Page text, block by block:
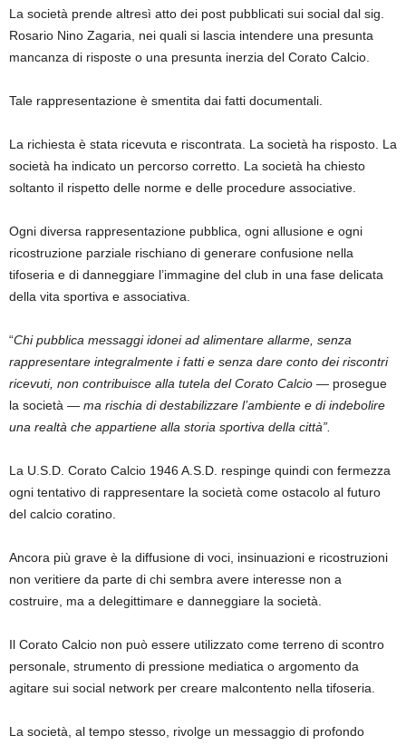
La società prende altresì atto dei post pubblicati sui social dal sig.
Rosario Nino Zagaria, nei quali si lascia intendere una presunta
mancanza di risposte o una presunta inerzia del Corato Calcio.
Tale rappresentazione è smentita dai fatti documentali.
La richiesta è stata ricevuta e riscontrata. La società ha risposto. La
società ha indicato un percorso corretto. La società ha chiesto
soltanto il rispetto delle norme e delle procedure associative.
Ogni diversa rappresentazione pubblica, ogni allusione e ogni
ricostruzione parziale rischiano di generare confusione nella
tifoseria e di danneggiare l’immagine del club in una fase delicata
della vita sportiva e associativa.
“Chi pubblica messaggi idonei ad alimentare allarme, senza
rappresentare integralmente i fatti e senza dare conto dei riscontri
ricevuti, non contribuisce alla tutela del Corato Calcio — prosegue
la società — ma rischia di destabilizzare l’ambiente e di indebolire
una realtà che appartiene alla storia sportiva della città”.
La U.S.D. Corato Calcio 1946 A.S.D. respinge quindi con fermezza
ogni tentativo di rappresentare la società come ostacolo al futuro
del calcio coratino.
Ancora più grave è la diffusione di voci, insinuazioni e ricostruzioni
non veritiere da parte di chi sembra avere interesse non a
costruire, ma a delegittimare e danneggiare la società.
Il Corato Calcio non può essere utilizzato come terreno di scontro
personale, strumento di pressione mediatica o argomento da
agitare sui social network per creare malcontento nella tifoseria.
La società, al tempo stesso, rivolge un messaggio di profondo